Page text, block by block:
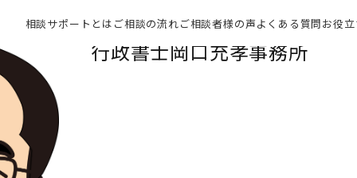
相談サポートとは ご相談の流れご相談者様の声よくある質問お役
行政書士岡口充孝事務所